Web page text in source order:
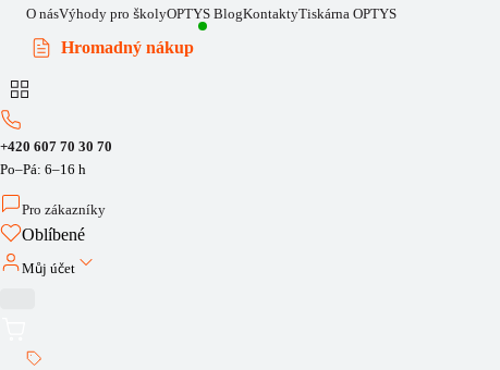
O násVýhody pro školyOPTYS BlogKontaktyTiskárna OPTYS
Hromadný nákup
+420 607 70 30 70
Po–Pá: 6–16 h
Pro zákazníky
Oblíbené
Můj účet